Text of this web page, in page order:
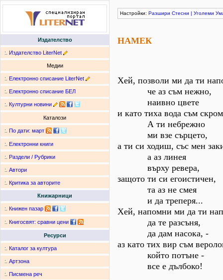
Издателство
:. Издателство LiterNet
Медии
:. Електронно списание LiterNet
:. Електронно списание БЕЛ
:. Културни новини
Каталози
:. По дати: март
:. Електронни книги
:. Раздели / Рубрики
:. Автори
:. Критика за авторите
Книжарници
:. Книжен пазар
:. Книгосвят: сравни цени
Ресурси
:. Каталог за култура
:. Артзона
:. Писмена реч
Настройки: Разшири Стесни | Уголеми
НАМЕК
Хей, позволи ми да ти
че аз съм нежно,
наивно цвете
и като тиха вода съм
А ти небрежно
ми взе сърцето,
а ти си ходиш, със мен
а аз линея
върху ревера,
защото ти си егоистичен,
та аз не смея
и да треперя...
Хей, напомни ми да ти
да те разсъня,
да дам насока, -
аз като тих вир съм
който потъне -
все е дълбоко!